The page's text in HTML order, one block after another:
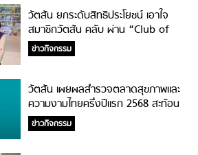
วัตสัน ยกระดับสิทธิประโยชน์ เอาใจ
สมาชิกวัตสัน คลับ ผ่าน “Club of
More”
ข่าวกิจกรรม
วัตสัน เผยผลสำรวจตลาดสุขภาพและ
ความงามไทยครึ่งปีแรก 2568 สะท้อน
‘Health is Beauty, Beauty is
Health’
ข่าวกิจกรรม